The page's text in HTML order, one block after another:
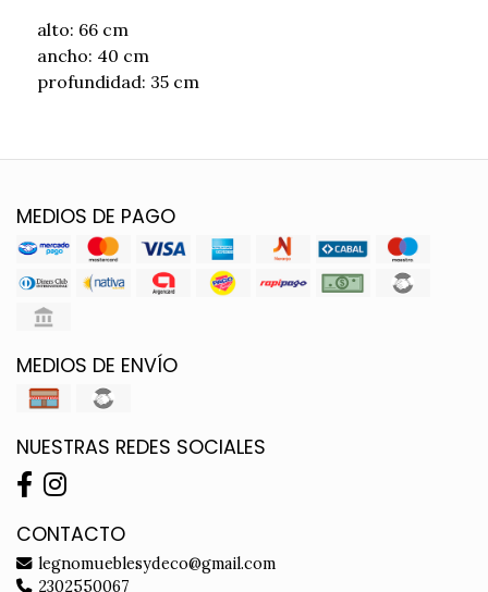
alto: 66 cm
ancho: 40 cm
profundidad: 35 cm
MEDIOS DE PAGO
MEDIOS DE ENVÍO
NUESTRAS REDES SOCIALES
CONTACTO
legnomueblesydeco@gmail.com
2302550067